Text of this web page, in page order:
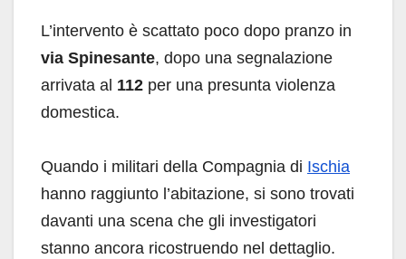
L’intervento è scattato poco dopo pranzo in
via Spinesante, dopo una segnalazione
arrivata al 112 per una presunta violenza
domestica.
Quando i militari della Compagnia di Ischia
hanno raggiunto l’abitazione, si sono trovati
davanti una scena che gli investigatori
stanno ancora ricostruendo nel dettaglio.